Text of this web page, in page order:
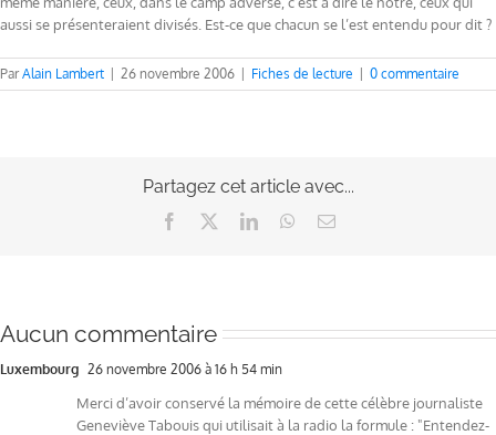
aussi se présenteraient divisés. Est-ce que chacun se l’est entendu pour dit ?
ParAlain Lambert 26 novembre 2006 Fiches de lecture 0 commentaire
Partagez cet article avec...
Facebook LinkedInWhatsApp
Email
Aucun commentaire
Luxembourg 26 novembre 2006 à 16 h 54 min
Merci d’avoir conservé la mémoire de cette célèbre journaliste
Geneviève Tabouis qui utilisait à la radio la formule : "Entendez-